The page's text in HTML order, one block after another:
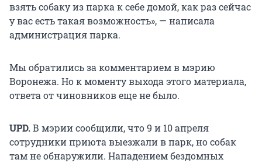
взять собаку из парка к себе домой, как раз сейчас
у вас есть такая возможность», — написала
администрация парка.
Мы обратились за комментарием в мэрию
Воронежа. Но к моменту выхода этого материала,
ответа от чиновников еще не было.
UPD.В мэрии сообщили, что 9 и 10 апреля
сотрудники приюта выезжали в парк, но собак
там не обнаружили. Нападением бездомных